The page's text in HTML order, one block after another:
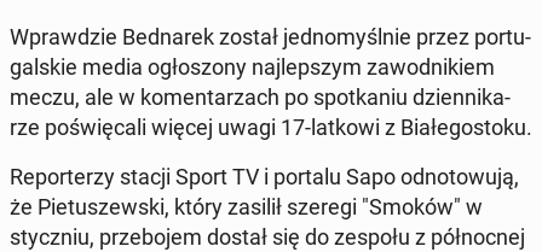
Wpraw­dzie Bed­na­rek został jed­no­myśl­nie przez por­tu­
gal­skie media ogło­szo­ny naj­lep­szym za­wod­ni­kiem
meczu, ale w ko­men­ta­rzach po spo­tka­niu dzien­ni­ka­
rze po­świę­ca­li więcej uwagi 17-latkowi z Bia­łe­go­sto­ku.
Re­por­te­rzy stacji Sport TV i portalu Sapo od­no­to­wu­ją,
że Pie­tu­szew­ski, który zasilił szeregi "Smoków" w
stycz­niu, prze­bo­jem dostał się do zespołu z pół­noc­nej